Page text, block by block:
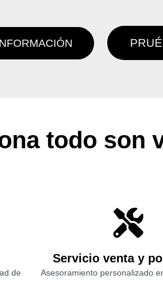
todo son
de
Servicio venta y
Asesoramiento personalizado